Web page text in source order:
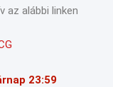
az alábbi linken
23:59